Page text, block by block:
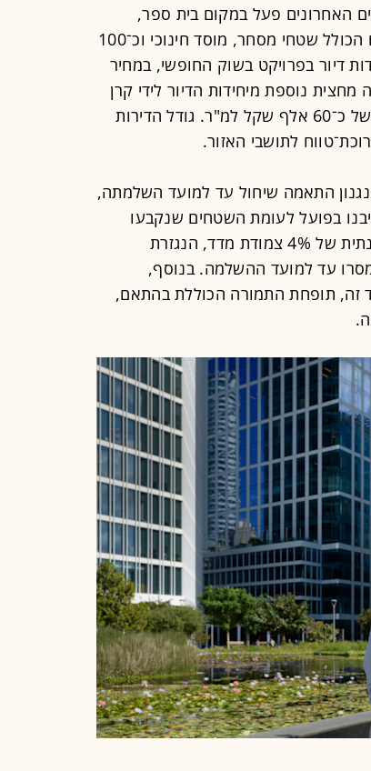
האחרונים פעל במקום בית ספר,
ובמקומו מתוכנן לקום פרויקט עירוב שימושים הכולל שטחי מסחר, מוסד חינוכי וכ־100
דיור. לפני כשנה וחצי נמכרו כ־50 יחידות דיור בפרויקט בשוק החופשי, במחיר
מחצית נוספת מיחידות הדיור לידי קרן
ריט שבשליטת אבו, במחיר ממוצע נמוך יותר של כ־60 אלף שקל למ"ר. גודל הדירות
התאמה שיחול עד למועד השלמתה,
בפועל לעומת השטחים שנקבעו
בהסכם, וכן התאמה המבוססת על תשואה שנתית של 4% צמודת מדד, הנגזרת
עד למועד ההשלמה. בנוסף,
זה, תופחת התמורה הכוללת בהתאם,